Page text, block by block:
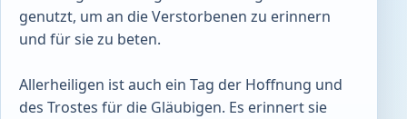
genutzt, um an die Verstorbenen zu erinnern
und für sie zu beten.
Allerheiligen ist auch ein Tag der Hoffnung und
des Trostes für die Gläubigen. Es erinnert sie